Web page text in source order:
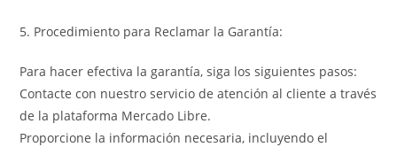
5. Procedimiento para Reclamar la Garantía:
Para hacer efectiva la garantía, siga los siguientes pasos:
Contacte con nuestro servicio de atención al cliente a través
de la plataforma Mercado Libre.
Proporcione la información necesaria, incluyendo el